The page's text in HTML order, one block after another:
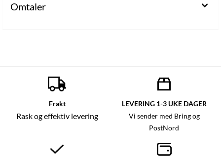
Omtaler
Frakt
Rask og effektiv levering
LEVERING 1-3 UKE DAGER
Vi sender med Bring og
PostNord